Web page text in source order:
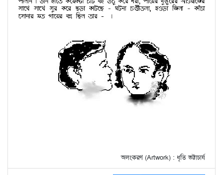
অলংকরণ (Artwork) : ধৃতি ভট্টাচার্য